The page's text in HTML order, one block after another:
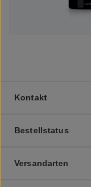
Kontakt
Bestellstatus
Versandarten